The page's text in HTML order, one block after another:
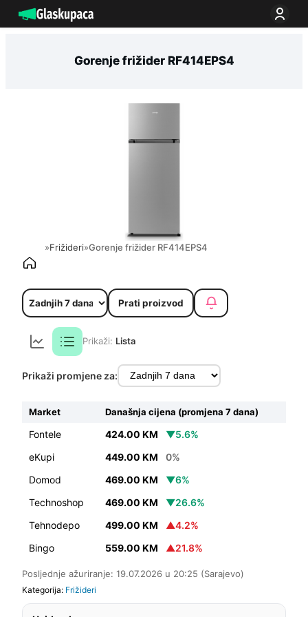
na
Gorenje frižider RF414EPS4
»Frižideri»Gorenje frižider RF414EPS4
Prati proizvod
Prikaži: Lista
Prikaži promjene za:
Market Današnja cijena (promjena 7 dana)
Fontele 424.00 KM
▼5.6%
eKupi
449.00 KM
0%
Domod
469.00 KM
▼6%
Technoshop
469.00 KM
▼26.6%
Tehnodepo
499.00 KM
▲4.2%
Bingo
559.00 KM ▲21.8%
Posljednje ažuriranje: 19.07.2026 u 20:25 (Sarajevo)
Kategorija: Frižideri